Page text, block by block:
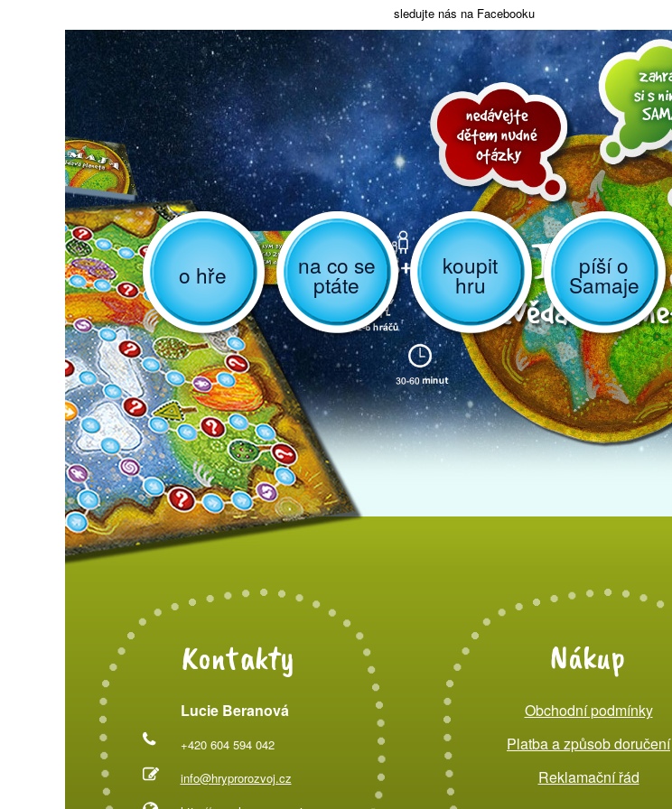
sledujte nás na Facebooku
o hře na co se
ptáte
koupit
hru
píší o
Samaje
Kontakty
Lucie Beranová
+420 604 594 042
info@hryprorozvoj.cz
Nákup
Obchodní podmínky
Platba a způsob doručení
Reklamační řád